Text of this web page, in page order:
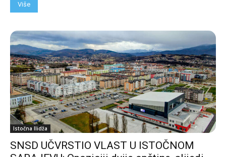
Više
Istočna Ilidža
SNSD UČVRSTIO VLAST U ISTOČNOM